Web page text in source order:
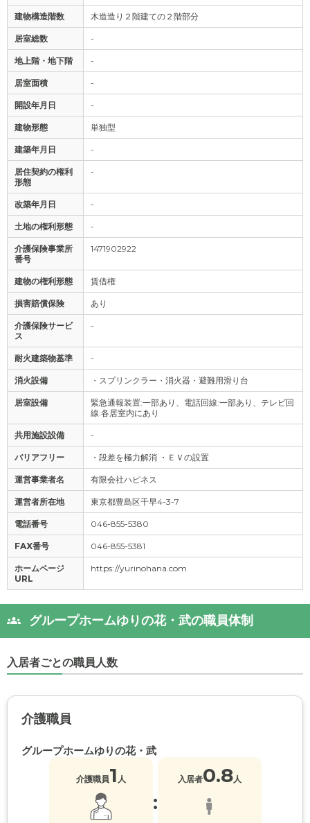
建物構造階数 木造造り２階建ての２階部分
居室総数 -
地上階・地下階 -
居室面積 -
開設年月日 -
建物形態 単独型
建築年月日 -
居住契約の権利
形態
-
改築年月日 -
土地の権利形態 -
介護保険事業所
番号
1471902922
建物の権利形態 賃借権
損害賠償保険 あり
介護保険サービ
ス
-
耐火建築物基準 -
消火設備 ・スプリンクラー・消火器・避難用滑り台
居室設備
緊急通報装置:一部あり、電話回線:一部あり、テレビ回
線:各居室内にあり
共用施設設備 -
バリアフリー ・段差を極力解消 ・ＥＶの設置
運営事業者名 有限会社ハピネス
運営者所在地 東京都豊島区千早4-3-7
電話番号 046-855-5380
FAX番号 046-855-5381
ホームページ
URL
https://yurinohana.com
グループホームゆりの花・武の職員体制
入居者ごとの職員人数
介護職員
グループホームゆりの花・武
介護職員1 人
:
入居者0.8人